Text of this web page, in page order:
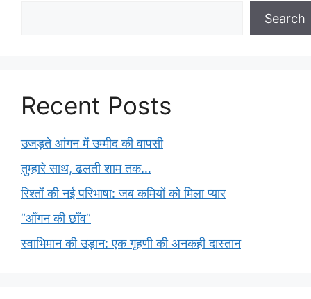
Search
Recent Posts
उजड़ते आंगन में उम्मीद की वापसी
तुम्हारे साथ, ढलती शाम तक…
रिश्तों की नई परिभाषा: जब कमियों को मिला प्यार
“आँगन की छाँव”
स्वाभिमान की उड़ान: एक गृहणी की अनकही दास्तान